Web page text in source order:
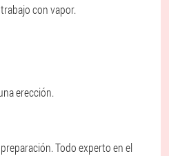
con vapor.
erección.
Todo experto en el